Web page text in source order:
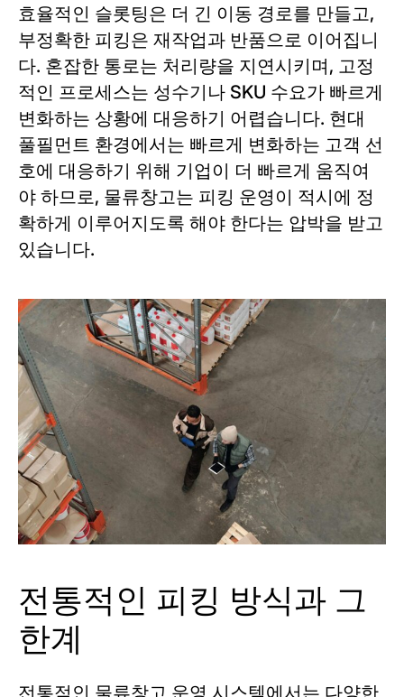
효율적인 슬롯팅은 더 긴 이동 경로를 만들고,
부정확한 피킹은 재작업과 반품으로 이어집니
다. 혼잡한 통로는 처리량을 지연시키며, 고정
적인 프로세스는 성수기나 SKU 수요가 빠르게
변화하는 상황에 대응하기 어렵습니다. 현대
풀필먼트 환경에서는 빠르게 변화하는 고객 선
호에 대응하기 위해 기업이 더 빠르게 움직여
야 하므로, 물류창고는 피킹 운영이 적시에 정
확하게 이루어지도록 해야 한다는 압박을 받고
있습니다.
전통적인 피킹 방식과 그
한계